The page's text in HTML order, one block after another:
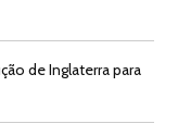
de Inglaterra para